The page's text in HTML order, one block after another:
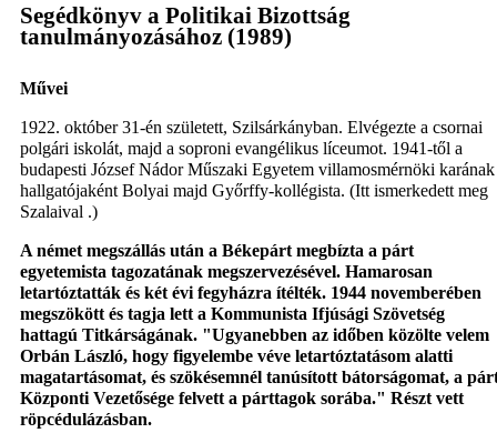
Segédkönyv a Politikai Bizottság
tanulmányozásához (1989)
Művei
1922. október 31-én született, Szilsárkányban. Elvégezte a csornai
polgári iskolát, majd a soproni evangélikus líceumot. 1941-től a
budapesti József Nádor Műszaki Egyetem villamosmérnöki karának
hallgatójaként Bolyai majd Győrffy-kollégista. (Itt ismerkedett meg
Szalaival .)
A német megszállás után a Békepárt megbízta a párt
egyetemista tagozatának megszervezésével. Hamarosan
letartóztatták és két évi fegyházra ítélték. 1944 novemberében
megszökött és tagja lett a Kommunista Ifjúsági Szövetség
hattagú Titkárságának. "Ugyanebben az időben közölte velem
Orbán László, hogy figyelembe véve letartóztatásom alatti
magatartásomat, és szökésemnél tanúsított bátorságomat, a
Központi Vezetősége felvett a párttagok sorába." Részt vett
röpcédulázásban.